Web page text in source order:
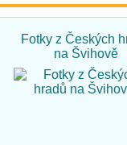
Fotky z Českých
na Švihově